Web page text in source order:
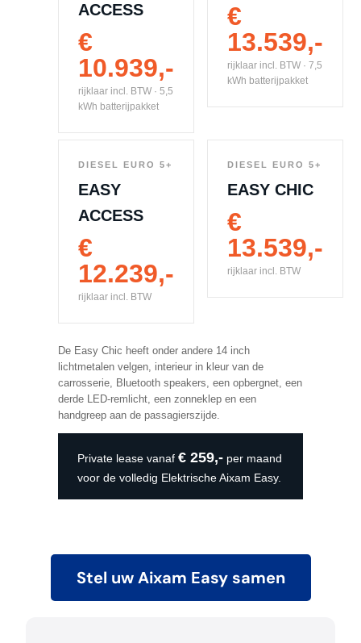
ACCESS
€
10.939,-
rijklaar incl. BTW · 5,5
kWh batterijpakket
€
13.539,-
rijklaar incl. BTW · 7,5
kWh batterijpakket
DIESEL EURO 5+
EASY
ACCESS
€
12.239,-
rijklaar incl. BTW
DIESEL EURO 5+
EASY CHIC
€
13.539,-
rijklaar incl. BTW
De Easy Chic heeft onder andere 14 inch
lichtmetalen velgen, interieur in kleur van de
carrosserie, Bluetooth speakers, een opbergnet, een
derde LED-remlicht, een zonneklep en een
handgreep aan de passagierszijde.
Private lease vanaf € 259,-per maand
voor de volledig Elektrische Aixam Easy.
Stel uw Aixam Easy samen